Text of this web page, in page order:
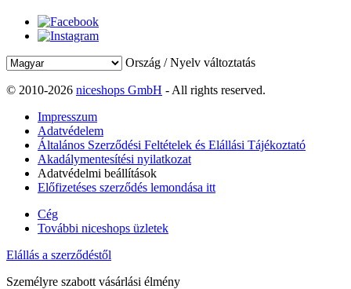
Ország / Nyelv változtatás
© 2010-2026 niceshops GmbH - All rights reserved.
Impresszum
Adatvédelem
Általános Szerződési Feltételek és Elállási Tájékoztató
Akadálymentesítési nyilatkozat
Adatvédelmi beállítások
Előfizetéses szerződés lemondása itt
Cég
További niceshops üzletek
Elállás a szerződéstől
Személyre szabott vásárlási élmény